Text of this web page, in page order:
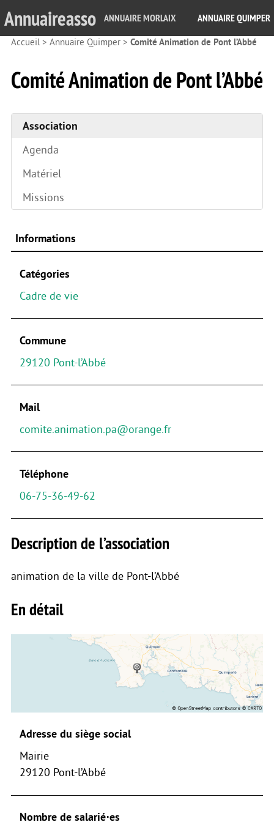
Annuaireasso ANNUAIRE MORLAIX ANNUAIRE QUIMPER
Accueil> Annuaire Quimper > Comité Animation de Pont l’Abbé
Comité Animation de Pont l’Abbé
Association
Agenda
Matériel
Missions
Informations
Catégories
Cadre de vie
Commune
29120 Pont-l’Abbé
Mail
comite.animation.pa@orange.fr
Téléphone
06-75-36-49-62
Description de l’association
animation de la ville de Pont-l’Abbé
En détail
Adresse du siège social
Mairie
29120 Pont-l’Abbé
Nombre de salarié⋅es